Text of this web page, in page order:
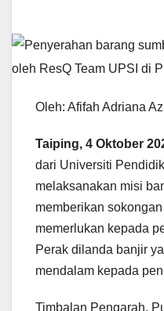
Oleh: Afifah Adriana
Taiping, 4 Oktober
dari Universiti
melaksanakan misi
memberikan
memerlukan kepada
Perak dilanda banjir
mendalam kepada
Timbalan Pengarah,